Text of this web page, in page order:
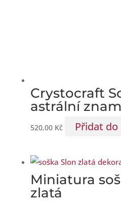
Crystocraft
astrální
520,00 Kč Přidat
Miniatura
zlatá